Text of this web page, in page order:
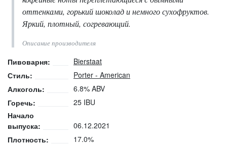
оттенками, горький шоколад и немного сухофруктов.
Яркий, плотный, согревающий.
Описание производителя
Пивоварня:
Bierstaat
Стиль:
Porter - American
Алкоголь:
6.8% ABV
Горечь:
25 IBU
Начало
выпуска:
06.12.2021
Плотность:
17.0%